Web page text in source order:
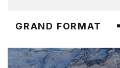
GRAND FORMAT